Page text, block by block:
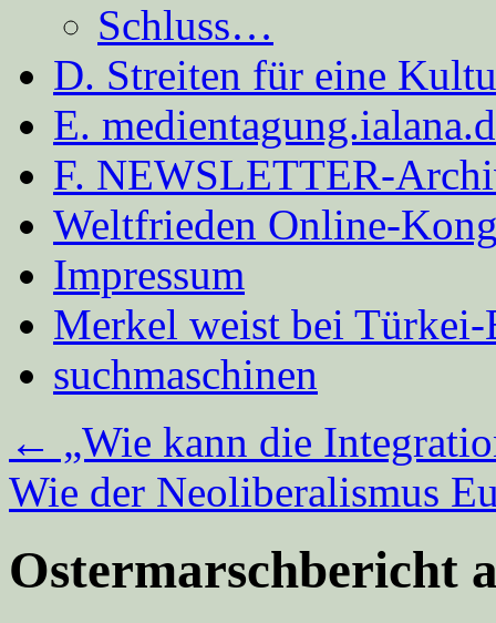
Schluss…
D. Streiten für eine
E.
F. NEWSLETTER-
Weltfrieden Online-
Impressum
Merkel weist bei
suchmaschinen
← „Wie kann die
Wie der Neoliberalismus
Ostermarschbericht